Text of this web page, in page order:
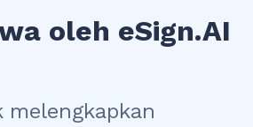
oleh eSign.AI